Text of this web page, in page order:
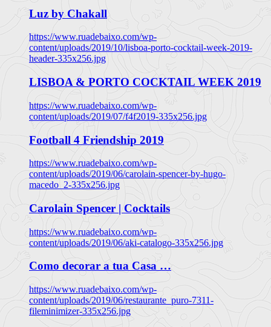
Luz by Chakall
https://www.ruadebaixo.com/wp-
content/uploads/2019/10/lisboa-porto-cocktail-week-2019-
header-335x256.jpg
LISBOA & PORTO COCKTAIL WEEK 2019
https://www.ruadebaixo.com/wp-
content/uploads/2019/07/f4f2019-335x256.jpg
Football 4 Friendship 2019
https://www.ruadebaixo.com/wp-
content/uploads/2019/06/carolain-spencer-by-hugo-
macedo_2-335x256.jpg
Carolain Spencer | Cocktails
https://www.ruadebaixo.com/wp-
content/uploads/2019/06/aki-catalogo-335x256.jpg
Como decorar a tua Casa …
https://www.ruadebaixo.com/wp-
content/uploads/2019/06/restaurante_puro-7311-
fileminimizer-335x256.jpg